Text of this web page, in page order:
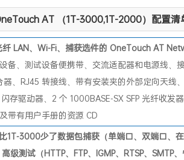
AT （1T-3000,1T-2000）配置清
LAN、Wi-Fi、捕获选件的 OneTouch AT
备、测试设备便携带、交流适配器和电源线、
器、RJ45 转接线、带有安装夹的外部定向天线
存驱动器、2 个 1000BASE-SX SFP 光纤收发
带有用户手册的资源 CD
1T-3000少了数据包捕获（单端口、双端口、
级测试（HTTP、FTP、IGMP、RTSP、SMTP